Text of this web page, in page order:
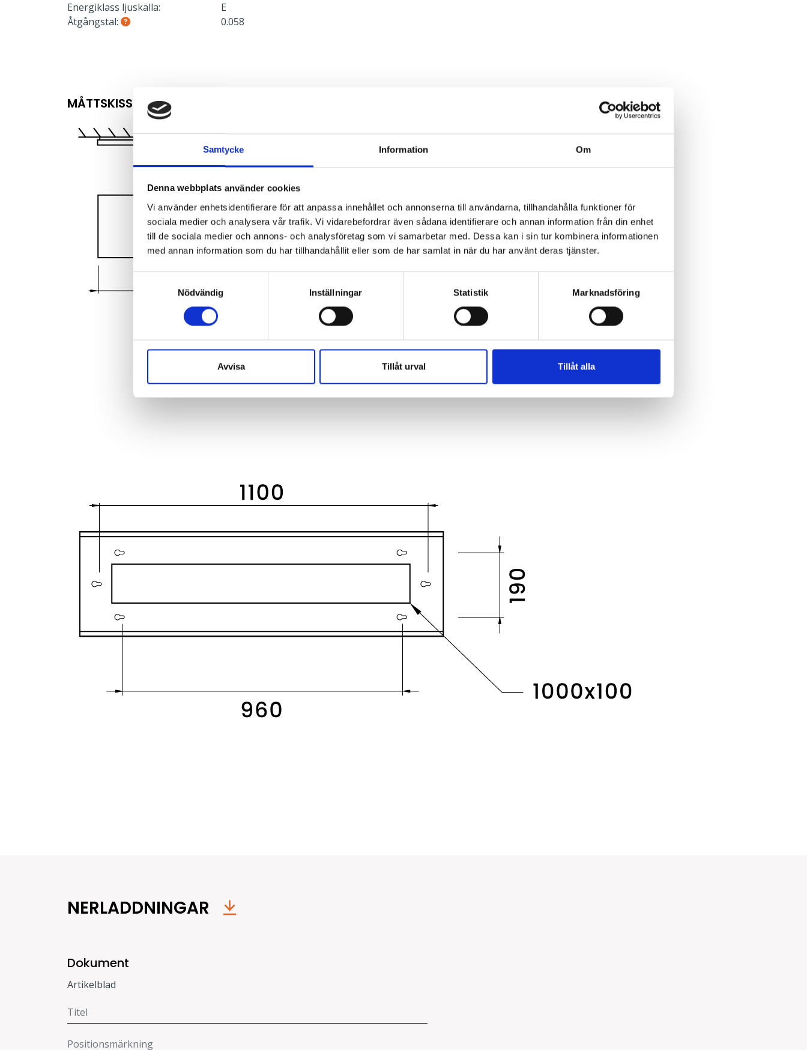
Samtycke Information Om
Denna webbplats använder cookies
Vi använder enhetsidentifierare för att anpassa innehållet och annonserna till användarna, tillhandahålla funktioner för
sociala medier och analysera vår trafik. Vi vidarebefordrar även sådana identifierare och annan information från din enhet
till de sociala medier och annons- och analysföretag som vi samarbetar med. Dessa kan i sin tur kombinera informationen
med annan information som du har tillhandahållit eller som de har samlat in när du har använt deras tjänster.
Nödvändig
Inställningar Statistik Marknadsföring
Avvisa Tillåt urval Tillåt alla
Energiklass ljuskälla:
E
Åtgångstal:
0.058
MÅTTSKISS
NERLADDNINGAR
Dokument
Artikelblad